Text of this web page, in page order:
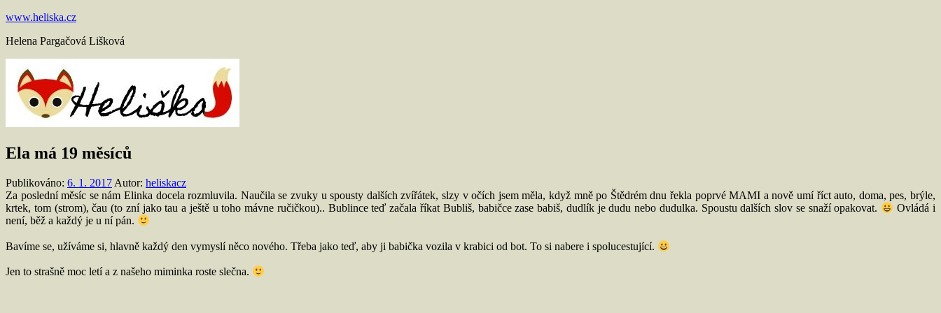
Přejít
obsahu
www.heliska.cz
Helena Pargačová Lišková
Ela má 19 měsíců
Publikováno: 6. 1. 2017 Autor: heliskacz
Za poslední měsíc se nám Elinka docela rozmluvila. Naučila se zvuky u spousty dalších zvířátek, slzy v očích jsem měla, když mně po Štědrém dnu řekla poprvé MAMI a nově umí říct auto, doma, pes, brýle,
krtek, tom (strom), čau (to zní jako tau a ještě u toho mávne ručičkou).. Bublince teď začala říkat Bubliš, babičce zase babiš, dudlík je dudu nebo dudulka. Spoustu dalších slov se snaží opakovat.
Ovládá i
není, běž a každý je u ní pán.
Bavíme se, užíváme si, hlavně každý den vymyslí něco nového. Třeba jako teď, aby ji babička vozila v krabici od bot. To si nabere i spolucestující.
Jen to strašně moc letí a z našeho miminka roste slečna.